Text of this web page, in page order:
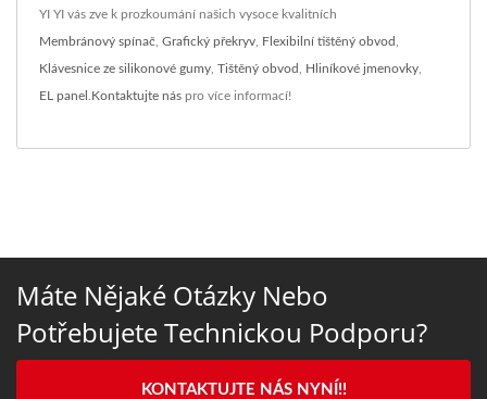
YI YI vás zve k prozkoumání našich vysoce kvalitních
Membránový spínač Grafický překryv Flexibilní tištěný obvod
Klávesnice ze silikonové gumy Tištěný obvod Hliníkové jmenovky
EL panel Kontaktujte nás pro více informací!
Máte Nějaké Otázky Nebo
Potřebujete Technickou Podporu?
KONTAKTUJTE NÁS NYNÍ!!